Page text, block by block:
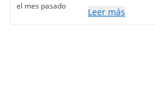
el mes pasado
Leer más